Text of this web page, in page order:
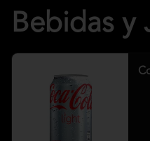
Bebidas y